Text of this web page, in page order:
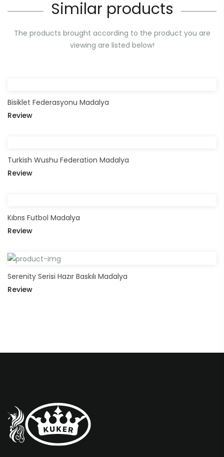
Similar products
The products brought according to the product you are
viewing are listed below!
Bisiklet Federasyonu Madalya
Review
Turkish Wushu Federation Madalya
Review
Kıbrıs Futbol Madalya
Review
Serenity Serisi Hazır Baskılı Madalya
Review